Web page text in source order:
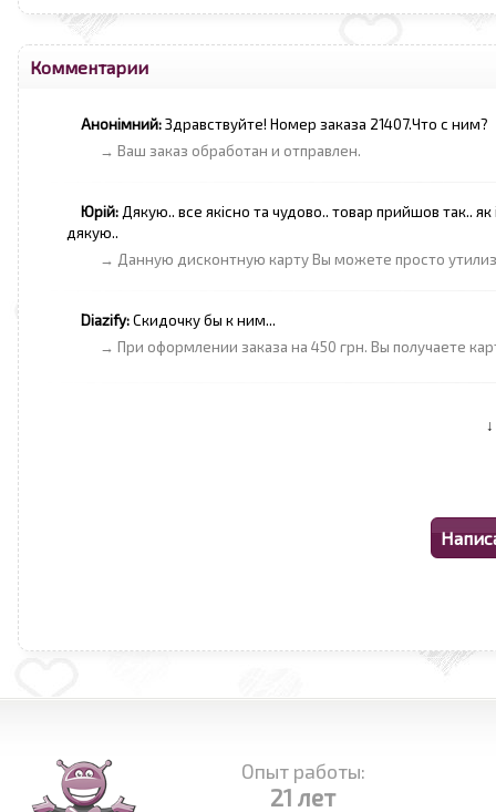
Комментарии
Анонімний:Здравствуйте! Номер заказа 21407.Что с ним?
→ Ваш заказ обработан и отправлен.
Юрій: Дякую.. все якісно та чудово.. товар прийшов так.. як
дякую..
→ Данную дисконтную карту Вы можете просто
Diazify:Скидочку бы к ним...
→ При оформлении заказа на 450 грн. Вы получаете
↓
Опыт работы:
21 лет